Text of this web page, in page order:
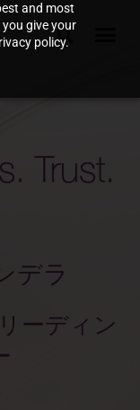
and most
give your
policy.
Trust.
デラ
ーディン